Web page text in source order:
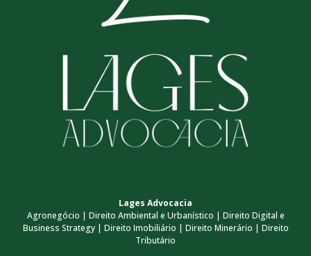
Lages Advocacia
Agronegócio | Direito Ambiental e Urbanístico | Direito Digital e
Business Strategy | Direito Imobiliário | Direito Minerário | Direito
Tributário